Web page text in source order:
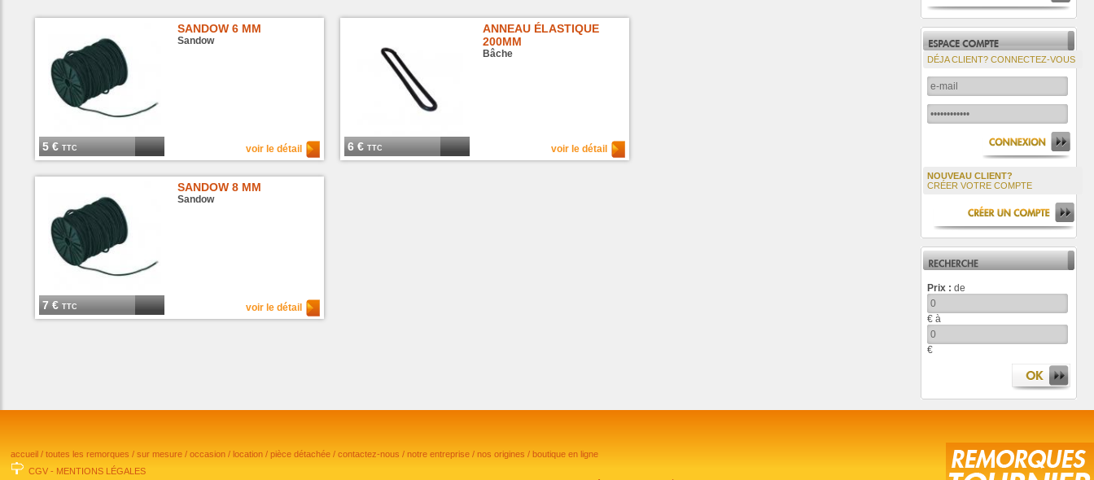
5 €TTC
SANDOW 6 MM
Sandow
voir le détail 6 €TTC
ANNEAU ÉLASTIQUE
200MM
Bâche
voir le détail
7 €TTC
SANDOW 8 MM
Sandow
voir le détail
DÉJA CLIENT? CONNECTEZ-VOUS
NOUVEAU CLIENT?
CRÉER VOTRE COMPTE
Prix : de
€ à
€
accueil /toutes les remorques /sur mesure /occasion / location /pièce détachée /contactez-nous /notre entreprise /nos origines / boutique en ligne
CGV - MENTIONS LÉGALES